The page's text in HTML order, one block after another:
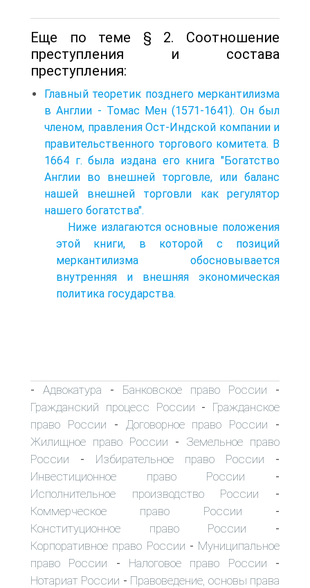
Еще по теме § 2. Соотношение
преступления и состава
преступления:
Главный теоретик позднего меркантилизма
в Англии - Томас Мен (1571-1641). Он был
членом, правления Ост-Индской компании и
правительственного торгового комитета. В
1664 г. была издана его книга "Богатство
Англии во внешней торговле, или баланс
нашей внешней торговли как регулятор
нашего богатства".
Ниже излагаются основные положения
этой книги, в которой с позиций
меркантилизма обосновывается
внутренняя и внешняя экономическая
политика государства.
- Адвокатура - Банковское право России -
Гражданский процесс России - Гражданское
право России - Договорное право России -
Жилищное право России - Земельное право
России - Избирательное право России -
Инвестиционное право России -
Исполнительное производство России -
Коммерческое право России -
Конституционное право России -
Корпоративное право России - Муниципальное
право России - Налоговое право России -
Нотариат России - Правоведение, основы права